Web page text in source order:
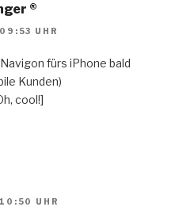
®
UHR
fürs iPhone bald
Kunden)
cool!]
UHR